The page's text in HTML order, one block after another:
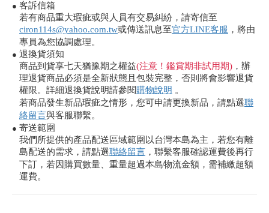
● 客訴信箱
若有商品重大瑕疵或與人員有交易糾紛，請寄信至
ciron114s@yahoo.com.tw或傳送訊息至官方LINE客服 ，將由
專員為您協調處理。
● 退換貨須知
商品到貨享七天猶豫期之權益(注意！鑑賞期非試用期) ，辦
理退貨商品必須是全新狀態且包裝完整，否則將會影響退貨
權限。詳細退換貨說明請參閱購物說明 。
若商品發生新品瑕疵之情形，您可申請更換新品，請點選聯
絡留言與客服聯繫。
● 寄送範圍
我們所提供的產品配送區域範圍以台灣本島為主，若您有離
島配送的需求，請點選聯絡留言 ，聯繫客服確認運費後再行
下訂，若因購買數量、重量超過本島物流金額，需補繳超額
運費。